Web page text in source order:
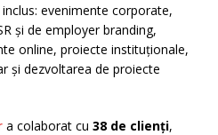
evenimente corporate,
și de employer branding,
online, proiecte instituționale,
și dezvoltarea de proiecte
a colaborat cu 38 de clienți,